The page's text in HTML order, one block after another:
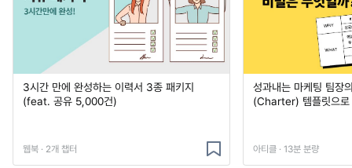
3시간 만에 완성하는 이력서 3종 패키지
(feat. 공유 5,000건)
웹북 · 2개 챕터
성과내는 마케팅 팀장
(Charter) 템플릿으로
아티클 · 13분 분량